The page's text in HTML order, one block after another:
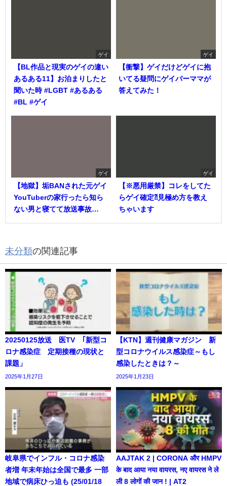
ゲイ
【BL作品と現実のゲイの違い
あるある11】お泊まりしたと
聞いた時 #LGBT #あるある
#BL #ゲイ
ゲイ
【衝撃】ゲイだけどゲイに抱
いてる疑問にゲイバーママが
答えてみた！
ゲイ
【地獄】垢BANされた元ゲイ
YouTuberの家行ったら知ら
ない男と寝てて放送事故…
ゲイ
【※悪用厳禁】コレをしてた
らゲイ確定⁈見極め方を教え
ちゃいます
未分類の関連記事
20250125放送 医TV ｢新型コ
ロナ感染症 定期接種の現状と
課題」
2025年1月27日
【KTN】週刊健康マガジン 新
型コロナウイルス感染症～もし
感染したときは？～
2025年1月23日
岐阜県でインフル・コロナ感染
者増 年末年始は全国で最多 一部
地域で病床ひっ迫も (25/01/18
AAJTAK 2 | CORONA और HMPV
के बाद आया नया वायरस, नए वायरस ने ले
ली 8 लोगों की जान ! | AT2